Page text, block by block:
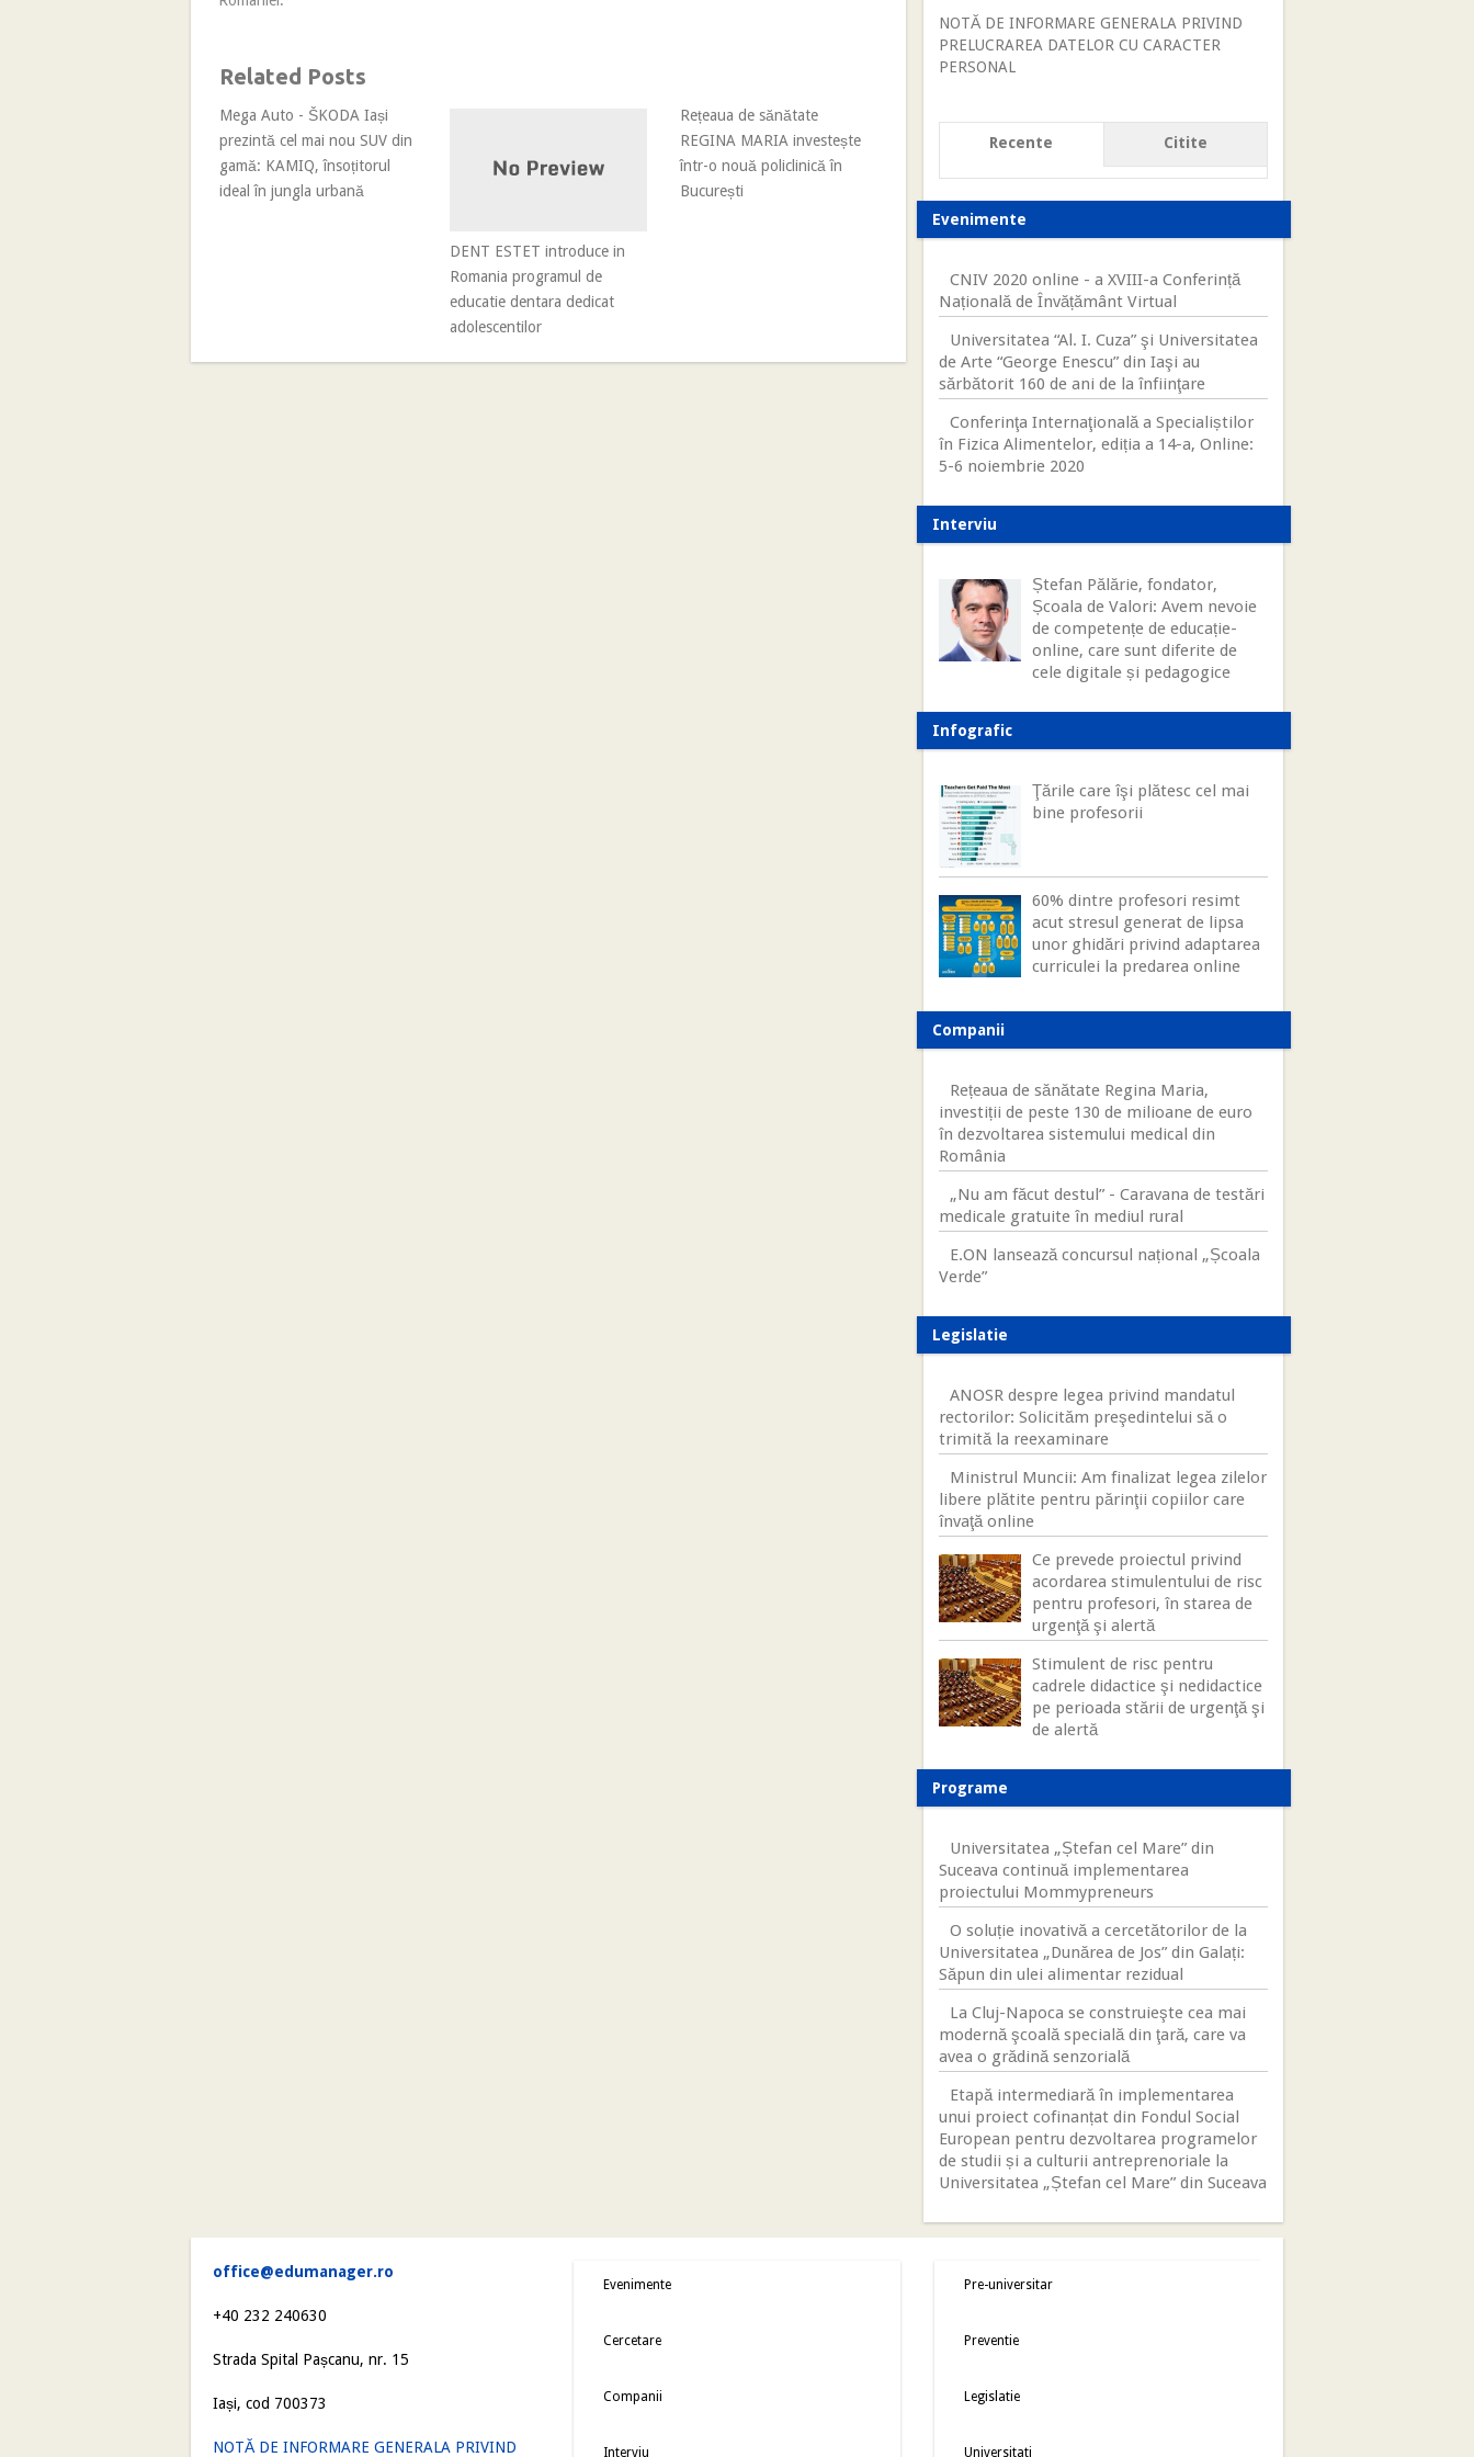
Related Posts
Mega Auto - ŠKODA Iași
prezintă cel mai nou SUV din
gamă: KAMIQ, însoțitorul
ideal în jungla urbană
DENT ESTET introduce in
Romania programul de
educatie dentara dedicat
adolescentilor
Rețeaua de sănătate
REGINA MARIA investește
într-o nouă policlinică în
București
NOTĂ DE INFORMARE GENERALA PRIVIND
PRELUCRAREA DATELOR CU CARACTER
PERSONAL
Recente Citite
Evenimente
CNIV 2020 online - a XVIII-a Conferință
Națională de Învățământ Virtual
Universitatea “Al. I. Cuza” şi Universitatea
de Arte “George Enescu” din Iaşi au
sărbătorit 160 de ani de la înfiinţare
Conferinţa Internaţională a Specialiștilor
în Fizica Alimentelor, ediția a 14-a, Online:
5-6 noiembrie 2020
Interviu
Ștefan Pălărie, fondator,
Școala de Valori: Avem nevoie
de competențe de educație-
online, care sunt diferite de
cele digitale și pedagogice
Infografic
Ţările care îşi plătesc cel mai
bine profesorii
60% dintre profesori resimt
acut stresul generat de lipsa
unor ghidări privind adaptarea
curriculei la predarea online
Companii
Rețeaua de sănătate Regina Maria,
investiții de peste 130 de milioane de euro
în dezvoltarea sistemului medical din
România
„Nu am făcut destul” - Caravana de testări
medicale gratuite în mediul rural
E.ON lansează concursul național „Școala
Verde”
Legislatie
ANOSR despre legea privind mandatul
rectorilor: Solicităm preşedintelui să o
trimită la reexaminare
Ministrul Muncii: Am finalizat legea zilelor
libere plătite pentru părinţii copiilor care
învaţă online
Ce prevede proiectul privind
acordarea stimulentului de risc
pentru profesori, în starea de
urgenţă şi alertă
Stimulent de risc pentru
cadrele didactice şi nedidactice
pe perioada stării de urgenţă şi
de alertă
Programe
Universitatea „Ștefan cel Mare” din
Suceava continuă implementarea
proiectului Mommypreneurs
O soluție inovativă a cercetătorilor de la
Universitatea „Dunărea de Jos” din Galați:
Săpun din ulei alimentar rezidual
La Cluj-Napoca se construieşte cea mai
modernă şcoală specială din ţară, care va
avea o grădină senzorială
Etapă intermediară în implementarea
unui proiect cofinanțat din Fondul Social
European pentru dezvoltarea programelor
de studii și a culturii antreprenoriale la
Universitatea „Ștefan cel Mare” din Suceava
office@edumanager.ro
+40 232 240630
Strada Spital Pașcanu, nr. 15
Iași, cod 700373
NOTĂ DE INFORMARE GENERALA PRIVIND
Evenimente
Cercetare
Companii
Interviu
Pre-universitar
Preventie
Legislatie
Universitati